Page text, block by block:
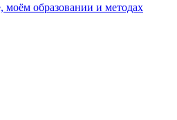
образовании и методах